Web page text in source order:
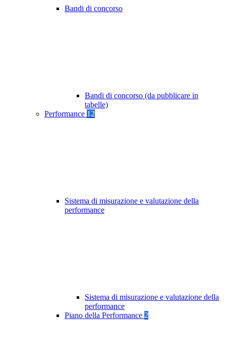
Bandi di concorso
Bandi di concorso (da pubblicare in
tabelle)
Performance 12
Sistema di misurazione e valutazione della
performance
Sistema di misurazione e valutazione della
performance
Piano della Performance 2